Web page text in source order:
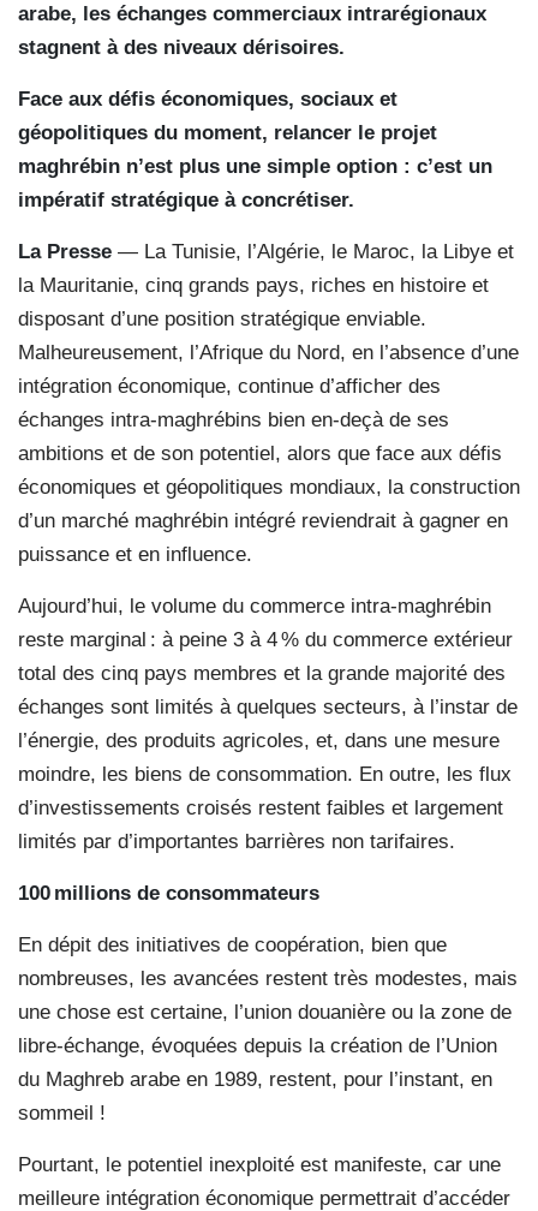
arabe, les échanges commerciaux intrarégionaux
stagnent à des niveaux dérisoires.
Face aux défis économiques, sociaux et
géopolitiques du moment, relancer le projet
maghrébin n’est plus une simple option : c’est un
impératif stratégique à concrétiser.
La Presse — La Tunisie, l’Algérie, le Maroc, la Libye et
la Mauritanie, cinq grands pays, riches en histoire et
disposant d’une position stratégique enviable.
Malheureusement, l’Afrique du Nord, en l’absence d’une
intégration économique, continue d’afficher des
échanges intra-maghrébins bien en-deçà de ses
ambitions et de son potentiel, alors que face aux défis
économiques et géopolitiques mondiaux, la construction
d’un marché maghrébin intégré reviendrait à gagner en
puissance et en influence.
Aujourd’hui, le volume du commerce intra-maghrébin
reste marginal : à peine 3 à 4 % du commerce extérieur
total des cinq pays membres et la grande majorité des
échanges sont limités à quelques secteurs, à l’instar de
l’énergie, des produits agricoles, et, dans une mesure
moindre, les biens de consommation. En outre, les flux
d’investissements croisés restent faibles et largement
limités par d’importantes barrières non tarifaires.
100 millions de consommateurs
En dépit des initiatives de coopération, bien que
nombreuses, les avancées restent très modestes, mais
une chose est certaine, l’union douanière ou la zone de
libre-échange, évoquées depuis la création de l’Union
du Maghreb arabe en 1989, restent, pour l’instant, en
sommeil !
Pourtant, le potentiel inexploité est manifeste, car une
meilleure intégration économique permettrait d’accéder